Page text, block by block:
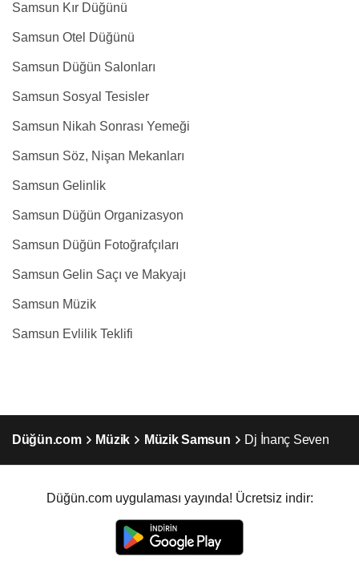
Samsun Kır Düğünü
Samsun Otel Düğünü
Samsun Düğün Salonları
Samsun Sosyal Tesisler
Samsun Nikah Sonrası Yemeği
Samsun Söz, Nişan Mekanları
Samsun Gelinlik
Samsun Düğün Organizasyon
Samsun Düğün Fotoğrafçıları
Samsun Gelin Saçı ve Makyajı
Samsun Müzik
Samsun Evlilik Teklifi
Düğün.com Müzik Müzik Samsun Dj İnanç Seven
Düğün.com uygulaması yayında! Ücretsiz indir: